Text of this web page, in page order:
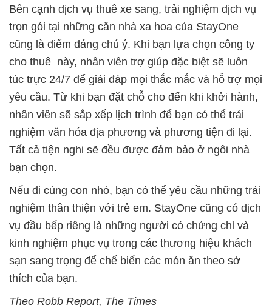
Bên cạnh dịch vụ thuê xe sang, trải nghiệm dịch vụ
trọn gói tại những căn nhà xa hoa của StayOne
cũng là điểm đáng chú ý. Khi bạn lựa chọn công ty
cho thuê này, nhân viên trợ giúp đặc biệt sẽ luôn
túc trực 24/7 để giải đáp mọi thắc mắc và hỗ trợ mọi
yêu cầu. Từ khi bạn đặt chỗ cho đến khi khởi hành,
nhân viên sẽ sắp xếp lịch trình để bạn có thể trải
nghiệm văn hóa địa phương và phương tiện đi lại.
Tất cả tiện nghi sẽ đều được đảm bảo ở ngôi nhà
bạn chọn.
Nếu đi cùng con nhỏ, bạn có thể yêu cầu những trải
nghiệm thân thiện với trẻ em. StayOne cũng có dịch
vụ đầu bếp riêng là những người có chứng chỉ và
kinh nghiệm phục vụ trong các thương hiệu khách
sạn sang trọng để chế biến các món ăn theo sở
thích của bạn.
Theo Robb Report, The Times